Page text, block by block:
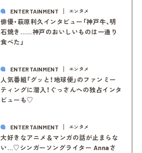
ENTERTAINMENT エンタメ
俳優・萩原利久インタビュー「神戸牛、明
石焼き……神戸のおいしいものは一通り
食べた」
ENTERTAINMENT エンタメ
人気番組「グッと！地球便」のファンミー
ティングに潜入！ぐっさんへの独占インタ
ビューも♡
ENTERTAINMENT エンタメ
大好きなアニメ＆マンガの話が止まらな
い…♡シンガーソングライター Annaさ